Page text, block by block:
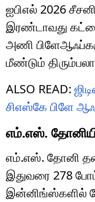
ஐபிஎல் 2026
இரண்டாவது
அணி
மீண்டும்
ALSO READ:
சிஎஸ்கே பிளே
எம்.எஸ்.
எம்.எஸ். தோனி
இதுவரை 278
இன்னிங்ஸ்களில்